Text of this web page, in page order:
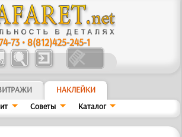
73 •8(812)425-245-1
НАКЛЕЙКИ
Советы Kaтaлoг